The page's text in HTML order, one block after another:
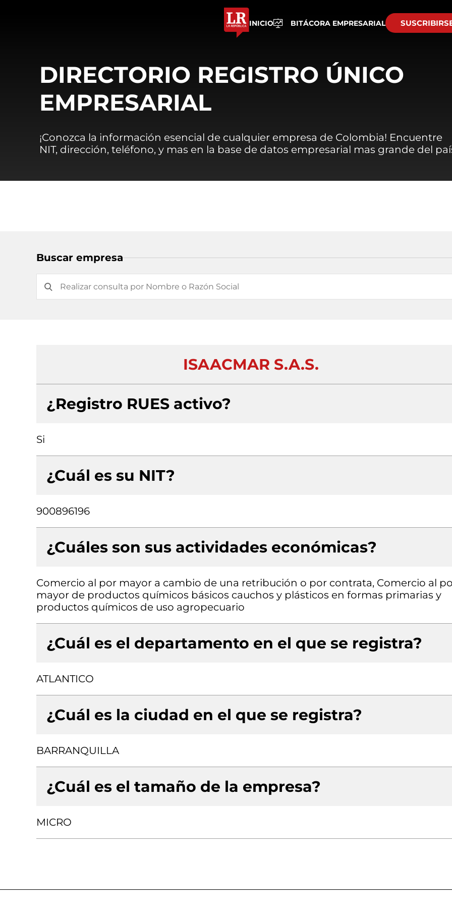
INICIO BITÁCORA EMPRESARIAL
DIRECTORIO REGISTRO ÚNICO
EMPRESARIAL
¡Conozca la información esencial de cualquier empresa de Colombia! Encuentre
NIT, dirección, teléfono, y mas en la base de datos empresarial mas grande del
Buscar empresa
ISAACMAR S.A.S.
¿Registro RUES activo?
Si
¿Cuál es su NIT?
900896196
¿Cuáles son sus actividades económicas?
Comercio al por mayor a cambio de una retribución o por contrata, Comercio al
mayor de productos químicos básicos cauchos y plásticos en formas primarias y
productos químicos de uso agropecuario
¿Cuál es el departamento en el que se registra?
ATLANTICO
¿Cuál es la ciudad en el que se registra?
BARRANQUILLA
¿Cuál es el tamaño de la empresa?
MICRO